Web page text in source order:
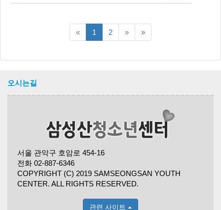
«이전5페이지
1 2 »다음5페이지
»맨끝
페이지
오시는길
서울 관악구 호암로 454-16
전화 02-887-6346
COPYRIGHT (C) 2019 SAMSEONGSAN YOUTH
CENTER. ALL RIGHTS RESERVED.
관련 사이트